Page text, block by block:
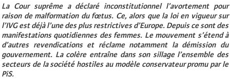
La Cour suprême a déclaré inconstitutionnel l’avortement pour
raison de malformation du fœtus. Ce, alors que la loi en vigueur sur
l’IVG est déjà l’une des plus restrictives d’Europe. Depuis ce sont des
manifestations quotidiennes des femmes. Le mouvement s’étend à
d’autres revendications et réclame notamment la démission du
gouvernement. La colère entraîne dans son sillage l’ensemble des
secteurs de la société hostiles au modèle conservateur promu par le
PiS.